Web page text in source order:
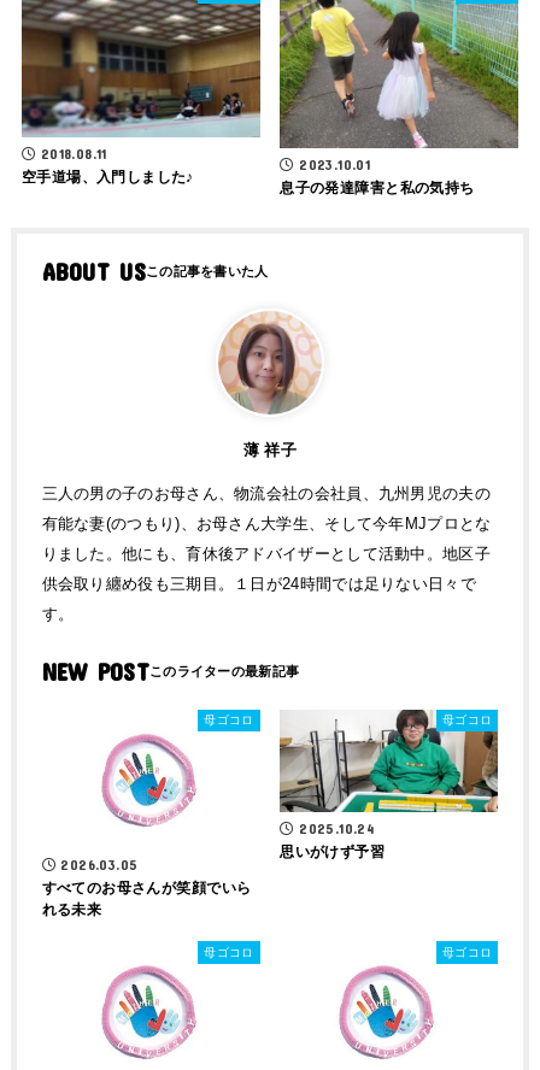
2018.08.11
空手道場、入門しました♪
2023.10.01
息子の発達障害と私の気持ち
ABOUT US
薄 祥子
三人の男の子のお母さん、物流会社の会社員、九州男児の夫の
有能な妻(のつもり)、お母さん大学生、そして今年MJプロとな
りました。他にも、育休後アドバイザーとして活動中。地区子
供会取り纏め役も三期目。１日が24時間では足りない日々で
す。
NEW POST
母ゴコロ
2026.03.05
すべてのお母さんが笑顔でいら
れる未来
母ゴコロ
2025.10.24
思いがけず予習
母ゴコロ 母ゴコロ